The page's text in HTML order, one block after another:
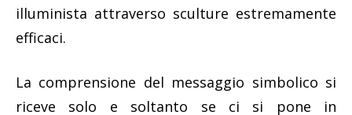
illuminista attraverso sculture estremamente
efficaci.
La comprensione del messaggio simbolico si
riceve solo e soltanto se ci si pone in